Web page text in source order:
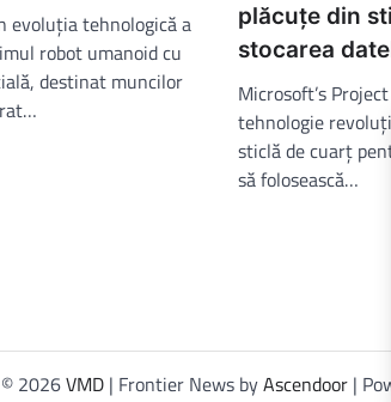
evoluția tehnologică a
robot umanoid cu
destinat muncilor
plăcuțe din
stocarea
Microsoft’s
tehnologie
sticlă de cuarț
să folosească…
2026VMD| Frontier News byAscendoor|